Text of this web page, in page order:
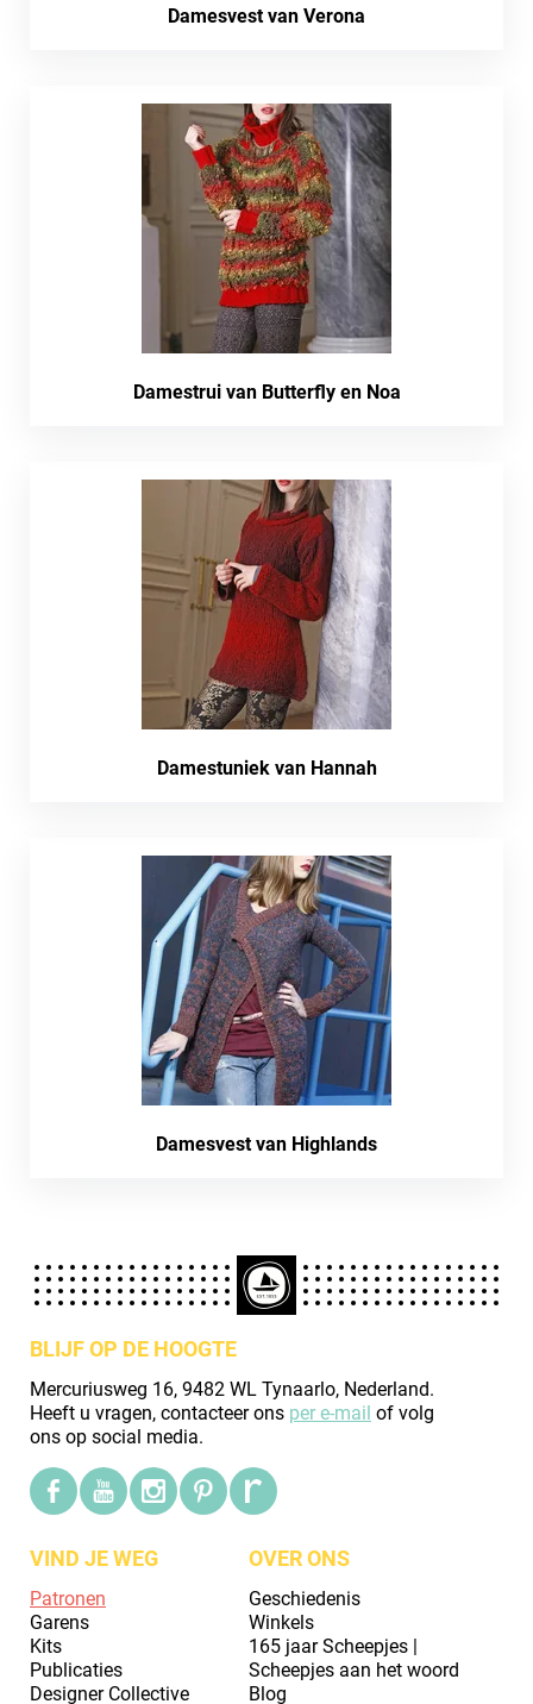
Damesvest van Verona
Damestrui van Butterfly en Noa
Damestuniek van Hannah
Damesvest van Highlands
BLIJF OP DE HOOGTE
Mercuriusweg 16, 9482 WL Tynaarlo, Nederland.
Heeft u vragen, contacteer ons per e-mail of volg
ons op social media.
VIND JE WEG
Patronen
Garens
Kits
Publicaties
Designer Collective
OVER ONS
Geschiedenis
Winkels
165 jaar Scheepjes |
Scheepjes aan het woord
Blog